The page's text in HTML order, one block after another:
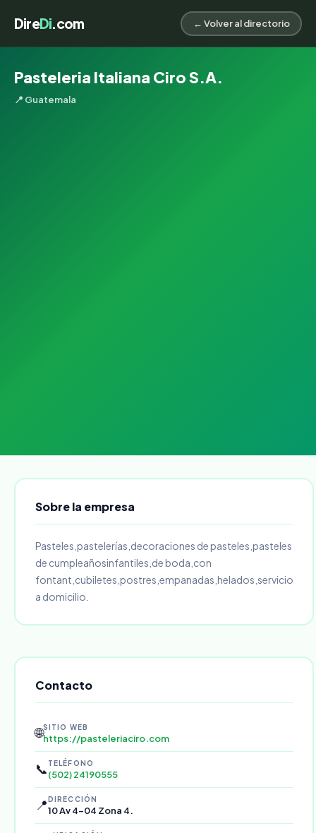
DireDi.com ← Volver al directorio
Pasteleria Italiana Ciro S.A.
📍 Guatemala
Sobre la empresa
Pasteles,pastelerías,decoraciones de pasteles,pasteles
de cumpleañosinfantiles,de boda,con
fontant,cubiletes,postres,empanadas,helados,servicio
a domicilio.
Contacto
🌐SITIO WEB
https://pasteleriaciro.com
📞 TELÉFONO
(502) 24190555
📍DIRECCIÓN
10 Av 4-04 Zona 4.